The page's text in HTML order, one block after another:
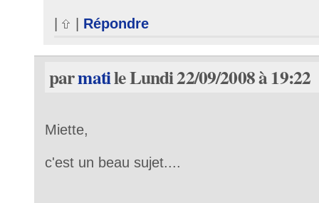
Répondre
parmatile Lundi 22/09/2008 à 19:22
Miette,
c'est un beau sujet....